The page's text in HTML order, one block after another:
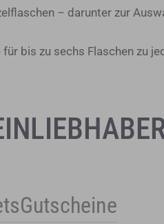
– darunter zur
bis zu sechs Flaschen zu
Gutscheine